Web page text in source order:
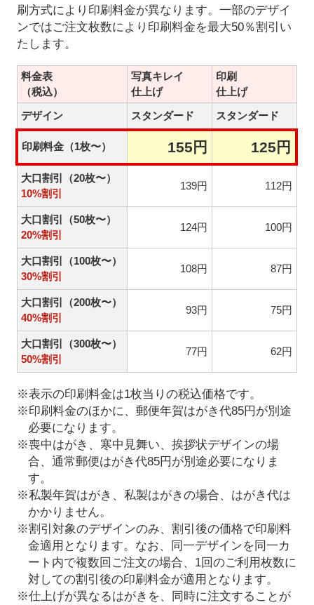
刷方式により印刷料金が異なります。一部のデザイ
ンではご注文枚数により印刷料金を最大50％割引い
たします。
料金表
（税込）
写真キレイ
仕上げ
印刷
仕上げ
デザイン
スタンダード スタンダード
印刷料金（1枚〜） 155円 125円
大口割引（20枚〜）
10%割引
139円 112円
大口割引（50枚〜）
20%割引
124円 100円
大口割引（100枚〜）
30%割引
108円 87円
大口割引（200枚〜）
40%割引
93円 75円
大口割引（300枚〜）
50%割引
77円 62円
※表示の印刷料金は1枚当りの税込価格です。
※印刷料金のほかに、郵便年賀はがき代85円が別途
必要になります。
※喪中はがき、寒中見舞い、挨拶状デザインの場
合、通常郵便はがき代85円が別途必要になりま
す。
※私製年賀はがき、私製はがきの場合、はがき代は
かかりません。
※割引対象のデザインのみ、割引後の価格で印刷料
金適用となります。なお、同一デザインを同一カ
ート内で複数回ご注文の場合、1回のご利用枚数に
対しての割引後の印刷料金が適用となります。
※仕上げが異なるはがきを、同時に注文することが